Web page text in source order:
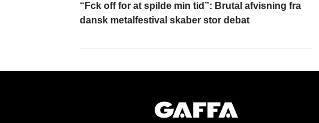
“Fck off for at spilde min tid”: Brutal afvisning fra
dansk metalfestival skaber stor debat